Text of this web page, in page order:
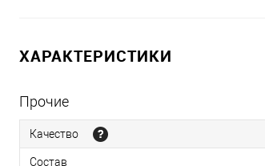
ХАРАКТЕРИСТИКИ
Прочие
Качество
Состав